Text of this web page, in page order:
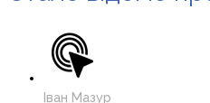
Іван Мазур